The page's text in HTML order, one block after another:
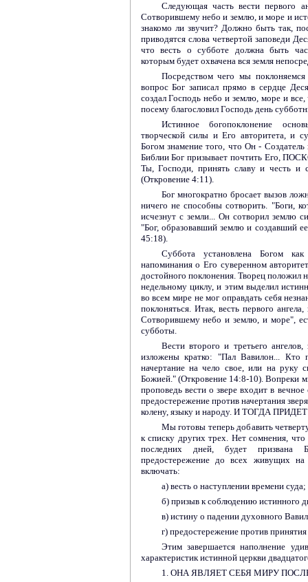
Следующая часть вести первого
Сотворившему небо и землю, и море и
знакомо ли звучит? Должно быть так,
приводятся слова четвертой заповеди
что весть о субботе должна быть
которым будет охвачена вся земля
Посредством чего мы
вопрос Бог записал прямо в сердце
создал Господь небо и землю, море и
посему благословил Господь день
Истинное богопоклонение
творческой силы и Его авторитета, и
Богом знамение того, что Он -
Библии Бог призывает почтить Его,
Ты, Господи, принять славу и
(Откровение 4:11).
Бог многократно бросает вызов
ничего не способны сотворить. "Боги,
исчезнут с земли... Он сотворил землю
"Бог, образовавший землю и создавший
45:18).
Суббота установлена Богом
напоминания о Его суверенном
достойного поклонения. Творец положил
недельному циклу, и этим выделил
во всем мире не мог оправдать себя
поклоняться. Итак, весть первого
Сотворившему небо и землю, и море",
субботы.
Вести второго и третьего
изложены кратко: "Пал Вавилон... Кто
начертание на чело свое, или на руку
Божией." (Откровение 14:8-10). Вопреки
проповедь вести о звере входит в
предостережение против начертания
колену, языку и народу. И ТОГДА
Мы готовы теперь добавить
к списку других трех. Нет сомнения, что
последних дней, будет призвана
предостережение до всех живущих
включать:
а) весть о наступлении времени суда;
б) призыв к соблюдению истинного
в) истину о падении духовного
г) предостережение против принятия
Этим завершается наполнение
характеристик истинной церкви
1. ОНА ЯВЛЯЕТ СЕБЯ МИРУ